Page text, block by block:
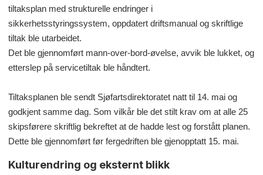
tiltaksplan med strukturelle endringer i
sikkerhetsstyringssystem, oppdatert driftsmanual og skriftlige
tiltak ble utarbeidet.
Det ble gjennomført mann-over-bord-øvelse, avvik ble lukket, og
etterslep på servicetiltak ble håndtert.
Tiltaksplanen ble sendt Sjøfartsdirektoratet natt til 14. mai og
godkjent samme dag. Som vilkår ble det stilt krav om at alle 25
skipsførere skriftlig bekreftet at de hadde lest og forstått planen.
Dette ble gjennomført før fergedriften ble gjenopptatt 15. mai.
Kulturendring og eksternt blikk